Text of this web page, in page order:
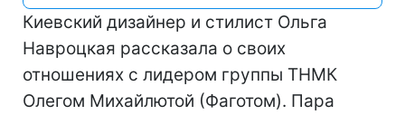
Киевский дизайнер и стилист Ольга
Навроцкая рассказала о своих
отношениях с лидером группы ТНМК
Олегом Михайлютой (Фаготом). Пара